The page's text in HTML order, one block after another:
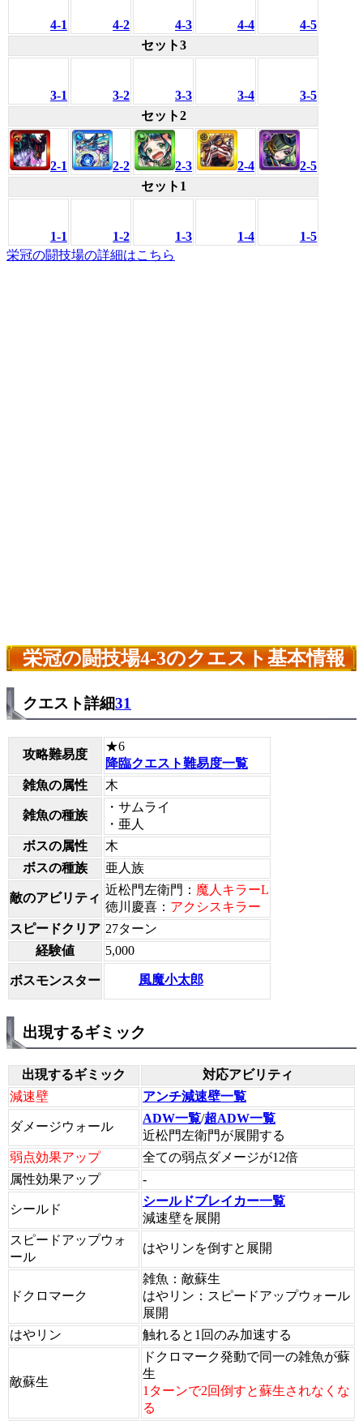
4-1 4-2 4-3 4-4
4-5
セット3
3-1 3-2 3-3 3-4
3-5
セット2
2-1 2-2 2-3 2-4
2-5
セット1
1-1 1-2 1-3 1-4
1-5
栄冠の闘技場の詳細はこちら
栄冠の闘技場4-3のクエスト基本情報
クエスト詳細31
攻略難易度
★6
降臨クエスト難易度一覧
雑魚の属性
木
雑魚の種族
・サムライ
・亜人
ボスの属性
木
ボスの種族
亜人族
敵のアビリティ
近松門左衛門： 魔人キラーL
徳川慶喜： アクシスキラー
スピードクリア 27ターン
経験値
5,000
ボスモンスター 風魔小太郎
出現するギミック
出現するギミック
対応アビリティ
減速壁
アンチ減速壁一覧
ダメージウォール
ADW一覧/超ADW一覧
近松門左衛門が展開する
弱点効果アップ
全ての弱点ダメージが12倍
属性効果アップ
-
シールド
シールドブレイカー一覧
減速壁を展開
スピードアップウォ
ール
はやリンを倒すと展開
ドクロマーク
雑魚：敵蘇生
はやリン：スピードアップウォール
展開
はやリン
触れると1回のみ加速する
敵蘇生
ドクロマーク発動で同一の雑魚が蘇
生
1ターンで2回倒すと蘇生されなくな
る